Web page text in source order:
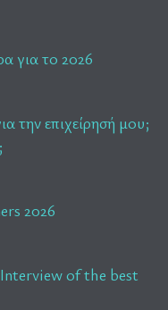
για το 2026
την επιχείρησή μου;
2026
of the best